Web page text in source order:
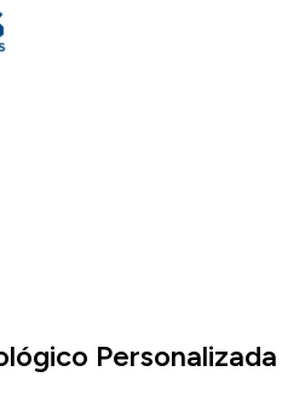
Personalizada